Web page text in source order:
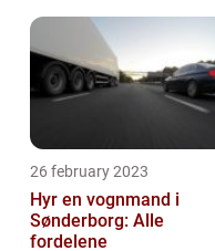
26 february 2023
Hyr en vognmand i
Sønderborg: Alle
fordelene